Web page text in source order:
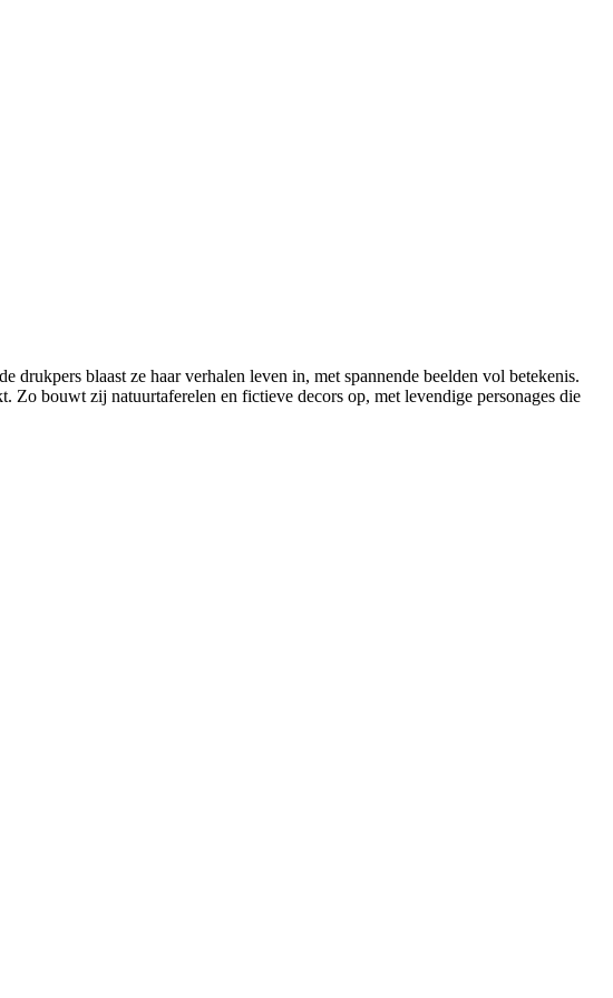
blaast ze haar verhalen leven in, met spannende beelden vol betekenis.
Zo bouwt zij natuurtaferelen en fictieve decors op, met levendige personages die